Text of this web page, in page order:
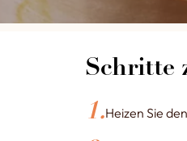
Schritte
Heizen Sie